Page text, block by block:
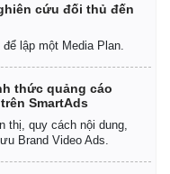
cứu đối thủ đến
lập một Media Plan.
thức quảng cáo
SmartAds
thị, quy cách nội dung,
Brand Video Ads.